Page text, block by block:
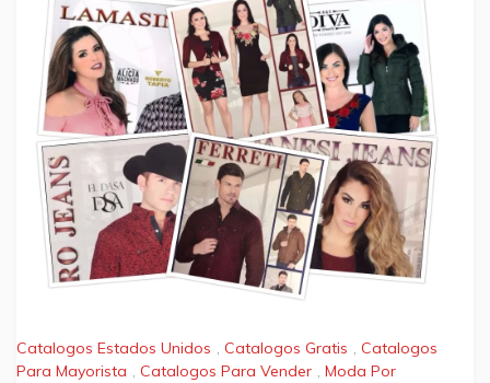
Catalogos Estados Unidos , Catalogos Gratis , Catalogos
Para Mayorista , Catalogos Para Vender , Moda Por